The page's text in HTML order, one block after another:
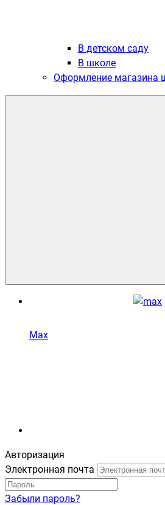
В детском саду
В школе
Оформление магазина
Max
Авторизация
Электронная почта
Забыли пароль?